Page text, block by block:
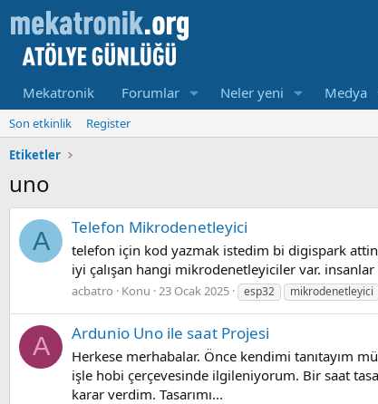
Mekatronik Forumlar Neler yeni Medya
Son etkinlik
Register
Etiketler
uno
A Telefon Mikrodenetleyici
telefon için kod yazmak istedim bi digispark
iyi çalışan hangi mikrodenetleyiciler var.
acbatro Konu 23 Ocak 2025 esp32 mikrodenetleyici
A Ardunio Uno ile saat Projesi
Herkese merhabalar. Önce kendimi tanıtayım
işle hobi çerçevesinde ilgileniyorum. Bir saat
karar verdim. Tasarımı...